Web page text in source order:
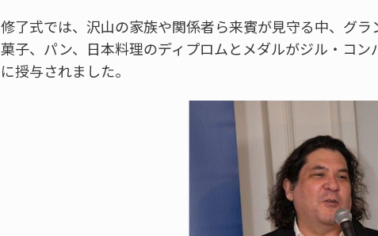
修了式では、沢山の家族や関係者ら来賓が見守る中、グラ
菓子、パン、日本料理のディプロムとメダルがジル・コ
に授与されました。